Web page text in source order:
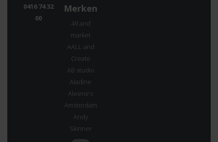
0416 74 32
00
Merken
49 and
market
AALL and
Create
AB studio
Aladine
Aleene’s
Amsterdam
Andy
Skinner